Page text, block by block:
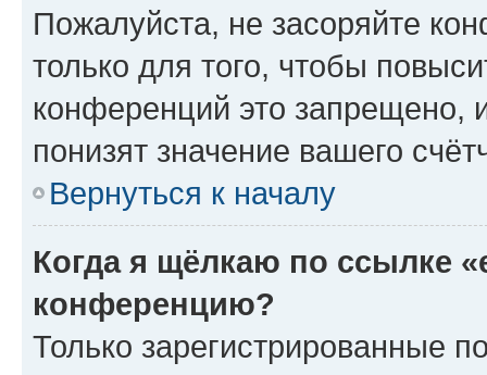
Пожалуйста, не засоряйте
только для того, чтобы
конференций это запрещено,
понизят значение вашего
Вернуться к началу
Когда я щёлкаю по ссылке
конференцию?
Только зарегистрированные